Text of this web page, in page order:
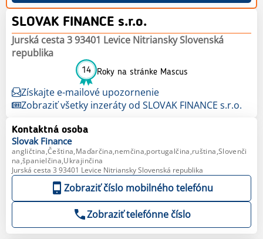
SLOVAK FINANCE s.r.o.
Jurská cesta 3 93401 Levice Nitriansky Slovenská
republika
14 Roky na stránke Mascus
Získajte e-mailové upozornenie
Zobraziť všetky inzeráty od SLOVAK FINANCE s.r.o.
Kontaktná osoba
Slovak Finance
angličtina,Čeština,Maďarčina,nemčina,portugalčina,ruština,Slovenči
na,španielčina,Ukrajinčina
Jurská cesta 3 93401 Levice Nitriansky Slovenská republika
Zobraziť číslo mobilného telefónu
Zobraziť telefónne číslo